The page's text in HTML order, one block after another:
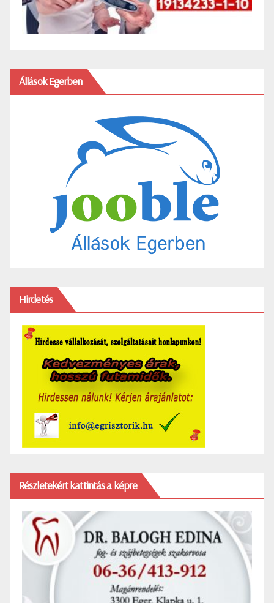
Állások Egerben
Hirdetés
Részletekért kattintás a képre